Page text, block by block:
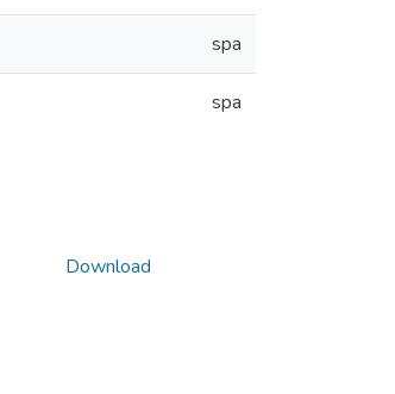
spa
spa
Download